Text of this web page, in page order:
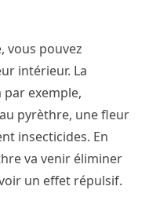
vous pouvez
intérieur. La
exemple,
pyrèthre, une fleur
insecticides. En
va venir éliminer
un effet répulsif.